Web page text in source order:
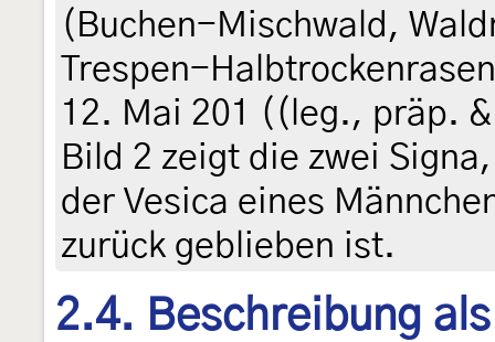
(Buchen-Mischwald,
Trespen-
12. Mai 201 ((leg., präp.
Bild 2 zeigt die zwei
der Vesica eines
zurück geblieben ist.
2.4. Beschreibung